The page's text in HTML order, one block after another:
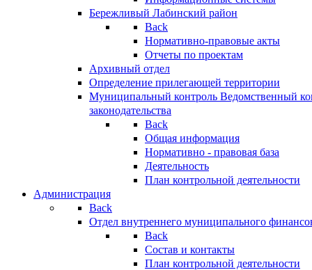
Бережливый Лабинский район
Back
Нормативно-правовые акты
Отчеты по проектам
Архивный отдел
Определение прилегающей территории
Муниципальный контроль Ведомственный
законодательства
Back
Общая информация
Нормативно - правовая база
Деятельность
План контрольной деятельности
Администрация
Back
Отдел внутреннего муниципального
Back
Состав и контакты
План контрольной деятельности